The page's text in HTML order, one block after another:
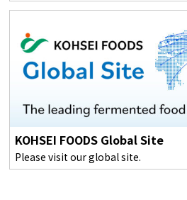
KOHSEI FOODS Global Site
Please visit our global site.